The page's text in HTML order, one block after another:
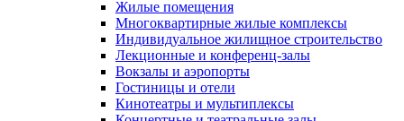
Жилые помещения
Многоквартирные жилые комплексы
Индивидуальное жилищное строительство
Лекционные и конференц-залы
Вокзалы и аэропорты
Гостиницы и отели
Кинотеатры и мультиплексы